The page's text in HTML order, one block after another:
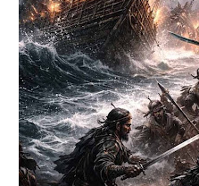
രുധിരകാളി' എന്ന ബൃഹദ്
നാരായണന്‍
പുസ്തകങ്ങളിലായിട്ടാണ്.
ഉണ്ടായിരുന്നില്ല. പകരം
ഏതാനും
അവലംബിച്ചാണ് ഈ കഥ